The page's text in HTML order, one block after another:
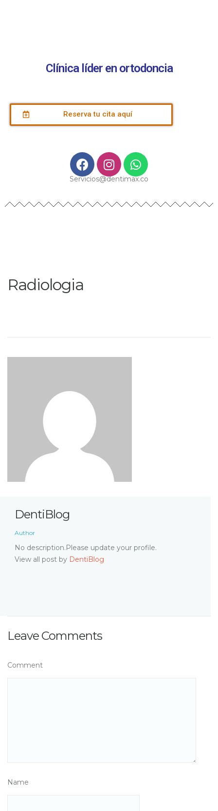
Clínica líder en ortodoncia
Reserva tu cita aquí
Servicios@dentimax.co
Radiologia
DentiBlog
Author
No description.Please update your profile.
View all post by DentiBlog
Leave Comments
Comment
Name